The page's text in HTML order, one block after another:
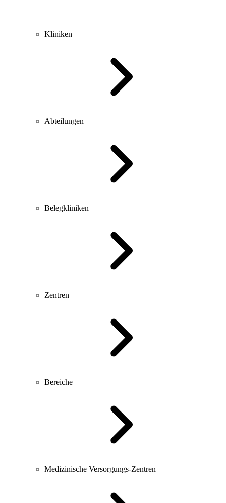
Kliniken
Abteilungen
Belegkliniken
Zentren
Bereiche
Medizinische Versorgungs-Zentren